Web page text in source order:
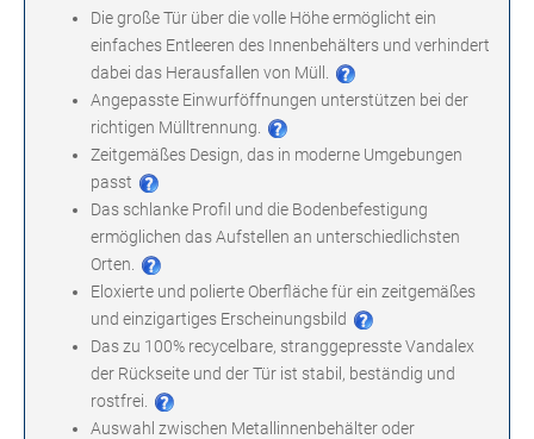
Die große Tür über die volle Höhe ermöglicht ein
einfaches Entleeren des Innenbehälters und verhindert
dabei das Herausfallen von Müll.
Angepasste Einwurföffnungen unterstützen bei der
richtigen Mülltrennung.
Zeitgemäßes Design, das in moderne Umgebungen
passt
Das schlanke Profil und die Bodenbefestigung
ermöglichen das Aufstellen an unterschiedlichsten
Orten.
Eloxierte und polierte Oberfläche für ein zeitgemäßes
und einzigartiges Erscheinungsbild
Das zu 100% recycelbare, stranggepresste Vandalex
der Rückseite und der Tür ist stabil, beständig und
rostfrei.
Auswahl zwischen Metallinnenbehälter oder